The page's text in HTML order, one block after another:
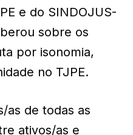
e do SINDOJUS-
sobre os
por isonomia,
no TJPE.
as de todas as
ativos/as e